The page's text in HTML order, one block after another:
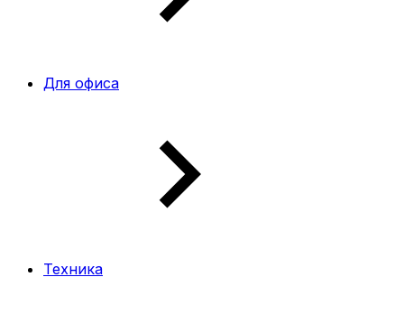
Для офиса
Техника